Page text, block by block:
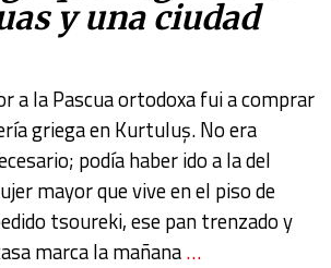
y una ciudad
a la Pascua ortodoxa fui a comprar
griega en Kurtuluş. No era
podía haber ido a la del
mayor que vive en el piso de
tsoureki, ese pan trenzado y
marca la mañana…